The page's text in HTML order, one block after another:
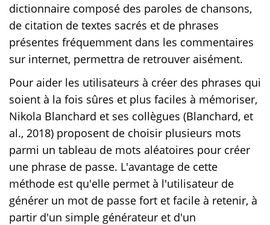
dictionnaire composé des paroles de chansons,
de citation de textes sacrés et de phrases
présentes fréquemment dans les commentaires
sur internet, permettra de retrouver aisément.
Pour aider les utilisateurs à créer des phrases qui
soient à la fois sûres et plus faciles à mémoriser,
Nikola Blanchard et ses collègues (Blanchard, et
al., 2018) proposent de choisir plusieurs mots
parmi un tableau de mots aléatoires pour créer
une phrase de passe. L'avantage de cette
méthode est qu'elle permet à l'utilisateur de
générer un mot de passe fort et facile à retenir, à
partir d'un simple générateur et d'un